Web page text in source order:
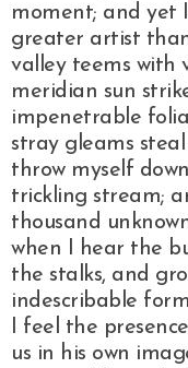
moment; and yet
greater artist
valley teems with
meridian sun
impenetrable
stray gleams
throw myself
trickling stream;
thousand
when I hear the
the stalks, and
indescribable
I feel the
us in his own